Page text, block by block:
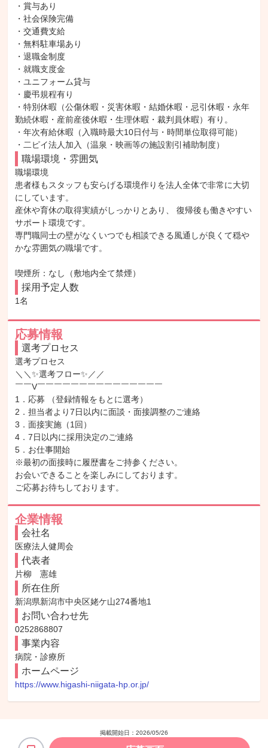
・賞与あり
・社会保険完備
・交通費支給
・無料駐車場あり
・退職金制度
・就職支度金
・ユニフォーム貸与
・慶弔規程有り
・特別休暇（公傷休暇・災害休暇・結婚休暇・忌引休暇・永年
勤続休暇・産前産後休暇・生理休暇・裁判員休暇）有り。
・年次有給休暇（入職時最大10日付与・時間単位取得可能）
・二ピイ法人加入（温泉・映画等の施設割引補助制度）
職場環境・雰囲気
職場環境
患者様もスタッフも安らげる環境作りを法人全体で非常に大切
にしています。
産休や育休の取得実績がしっかりとあり、 復帰後も働きやすい
サポート環境です。
専門職同士の壁がなくいつでも相談できる風通しが良くて穏や
かな雰囲気の職場です。
喫煙所：なし（敷地内全て禁煙）
採用予定人数
1名
応募情報
選考プロセス
選考プロセス
＼＼✨選考フロー✨／／
￣￣V￣￣￣￣￣￣￣￣￣￣￣￣￣￣￣
1．応募 （登録情報をもとに選考）
2．担当者より7日以内に面談・面接調整のご連絡
3．面接実施（1回）
4．7日以内に採用決定のご連絡
5．お仕事開始
※最初の面接時に履歴書をご持参ください。
お会いできることを楽しみにしております。
ご応募お待ちしております。
企業情報
会社名
医療法人健周会
代表者
片柳　憲雄
所在住所
新潟県新潟市中央区姥ケ山274番地1
お問い合わせ先
0252868807
事業内容
病院・診療所
ホームページ
https://www.higashi-niigata-hp.or.jp/
掲載開始日： 2026/05/26